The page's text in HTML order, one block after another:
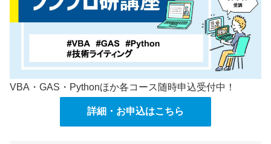
VBA・GAS・Pythonほか各コース随時申込受付中！
詳細・お申込はこちら